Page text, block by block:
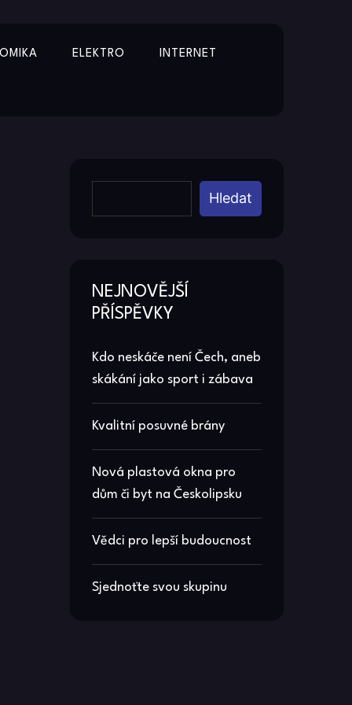
ELEKTRO INTERNET
Hledat
NEJNOVĚJŠÍ
PŘÍSPĚVKY
Kdo neskáče není Čech, aneb
skákání jako sport i zábava
Kvalitní posuvné brány
Nová plastová okna pro
dům či byt na Českolipsku
Vědci pro lepší budoucnost
Sjednoťte svou skupinu